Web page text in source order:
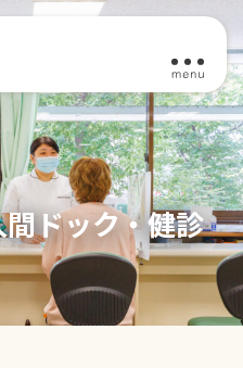
間ドック・健診